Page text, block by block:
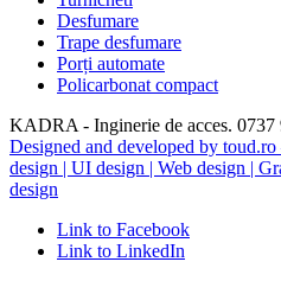
Desfumare
Trape desfumare
Porți automate
Policarbonat compact
KADRA - Inginerie de acces. 0737
Designed and developed by
design | UI design | Web design |
design
Link to Facebook
Link to LinkedIn